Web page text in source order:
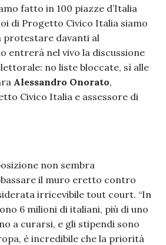
fatto in 100 piazze d’Italia
di Progetto Civico Italia siamo
protestare davanti al
entrerà nel vivo la discussione
no liste bloccate, sì alle
Alessandro Onorato,
Civico Italia e assessore di
non sembra
il muro eretto contro
irricevibile tout court. “In
6 milioni di italiani, più di uno
a curarsi, e gli stipendi sono
è incredibile che la priorità